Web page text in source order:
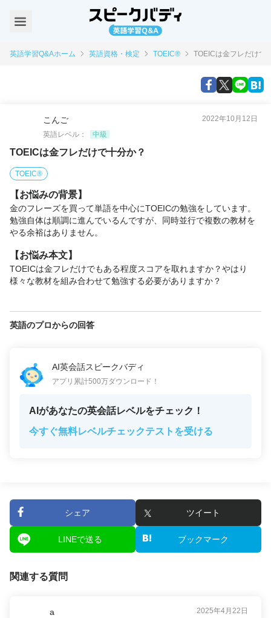
英語学習Q&Aホーム 英語資格・検定 TOEIC® TOEICは金フレだけで
こんご
2022年10月12日
英語レベル：
中級
TOEICは金フレだけで十分か？
TOEIC®
【お悩みの背景】
金のフレーズを買って単語を中心にTOEICの勉強をしています。
勉強自体は順調に進んでいるんですが、同時並行で複数の教材を
やる余裕はありません。
【お悩み本文】
TOEICは金フレだけでもある程度スコアを取れますか？やはり
様々な教材を組み合わせて勉強する必要がありますか？
英語のプロからの回答
AI英会話スピークバディ
アプリ累計500万ダウンロード！
AIがあなたの英会話レベルをチェック！
今すぐ無料レベルチェックテストを受ける
シェア ツイート
LINEで送る ブックマーク
関連する質問
a
2025年4月22日